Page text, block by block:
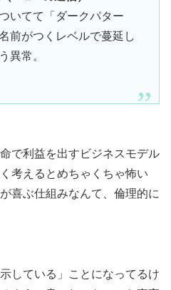
いてて「ダークパター
前がつくレベルで蔓延し
異常。
で利益を出すビジネスモデル
考えるとめちゃくちゃ怖い
喜ぶ仕組みなんて、倫理的に
している」ことになってるけ